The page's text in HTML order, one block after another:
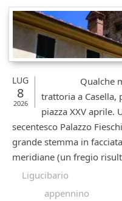
LUG
8
2026
Qualche
trattoria a Casella,
piazza XXV aprile.
secentesco Palazzo
grande stemma in
meridiane (un fregio
Ligucibario
appennino